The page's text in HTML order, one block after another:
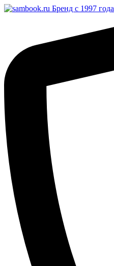
Бренд с 1997 года